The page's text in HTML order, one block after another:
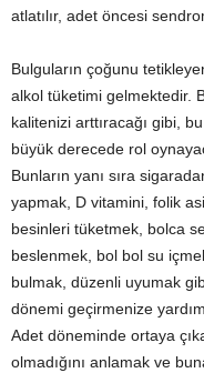
atlatılır, adet öncesi
Bulguların çoğunu
alkol tüketimi gelmektedir.
kalitenizi arttıracağı gibi,
büyük derecede rol
Bunların yanı sıra
yapmak, D vitamini, folik
besinleri tüketmek, bolca
beslenmek, bol bol su
bulmak, düzenli uyumak
dönemi geçirmenize
Adet döneminde ortaya
olmadığını anlamak ve